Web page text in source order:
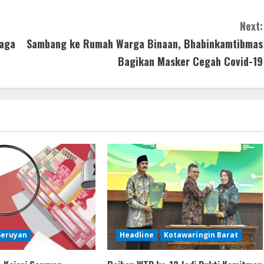
Next:
Sambang ke Rumah Warga Binaan, Bhabinkamtibmas
Bagikan Masker Cegah Covid-19
Headline Kotawaringin Barat